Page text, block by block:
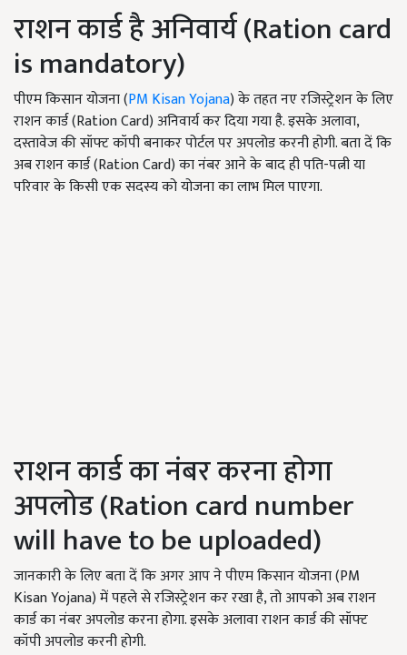
राशन कार्ड है अनिवार्य (Ration card
is mandatory)
पीएम किसान योजना (PM Kisan Yojana) के तहत नए रजिस्ट्रेशन के लिए
राशन कार्ड (Ration Card) अनिवार्य कर दिया गया है. इसके अलावा,
दस्तावेज की सॉफ्ट कॉपी बनाकर पोर्टल पर अपलोड करनी होगी. बता दें कि
अब राशन कार्ड (Ration Card) का नंबर आने के बाद ही पति-पत्नी या
परिवार के किसी एक सदस्य को योजना का लाभ मिल पाएगा.
राशन कार्ड का नंबर करना होगा
अपलोड (Ration card number
will have to be uploaded)
जानकारी के लिए बता दें कि अगर आप ने पीएम किसान योजना (PM
Kisan Yojana) में पहले से रजिस्ट्रेशन कर रखा है, तो आपको अब राशन
कार्ड का नंबर अपलोड करना होगा. इसके अलावा राशन कार्ड की सॉफ्ट
कॉपी अपलोड करनी होगी.